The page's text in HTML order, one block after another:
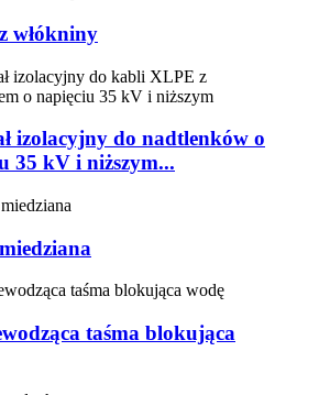
włókniny
izolacyjny do nadtlenków o
35 kV i niższym...
taśma blokująca